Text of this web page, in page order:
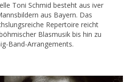
Toni Schmid besteht aus iver
aus Bayern. Das
Repertoire reicht
Blasmusik bis hin zu
Band-Arrangements.